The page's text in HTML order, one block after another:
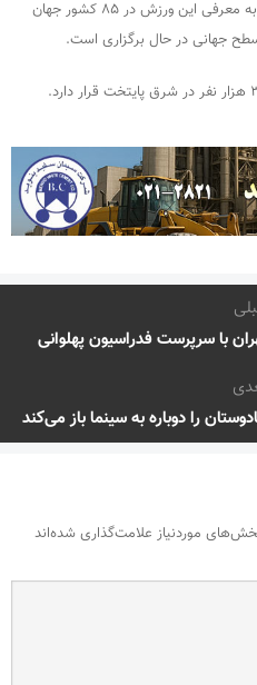
شروع به کار کرده و در حال حاضر موفق به معرفی این ورزش در ۸۵ کشور جهان
جهانی در حال برگزاری است.
با سرپرست فدراسیون پهلوانی
را دوباره به سینما باز می‌کند
موردنیاز علامت‌گذاری شده‌اند